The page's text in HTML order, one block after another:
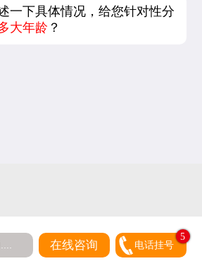
一下具体情况，给您针对性分
大年龄 ？
在线咨询 电话挂号
5